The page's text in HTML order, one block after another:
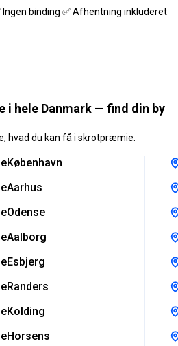
Ingen binding ✅ Afhentning inkluderet
hele Danmark — find din by
hvad du kan få i skrotpræmie.